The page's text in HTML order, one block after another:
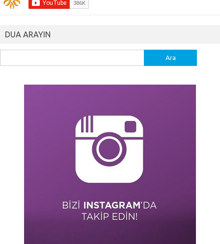
DUA ARAYIN